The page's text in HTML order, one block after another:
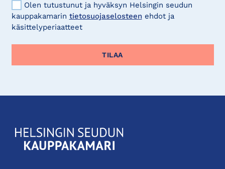
Olen tutustunut ja hyväksyn Helsingin seudun
kauppakamarin tietosuojaselosteen ehdot ja
käsittelyperiaatteet
KauppakamariHelsingin
seudun